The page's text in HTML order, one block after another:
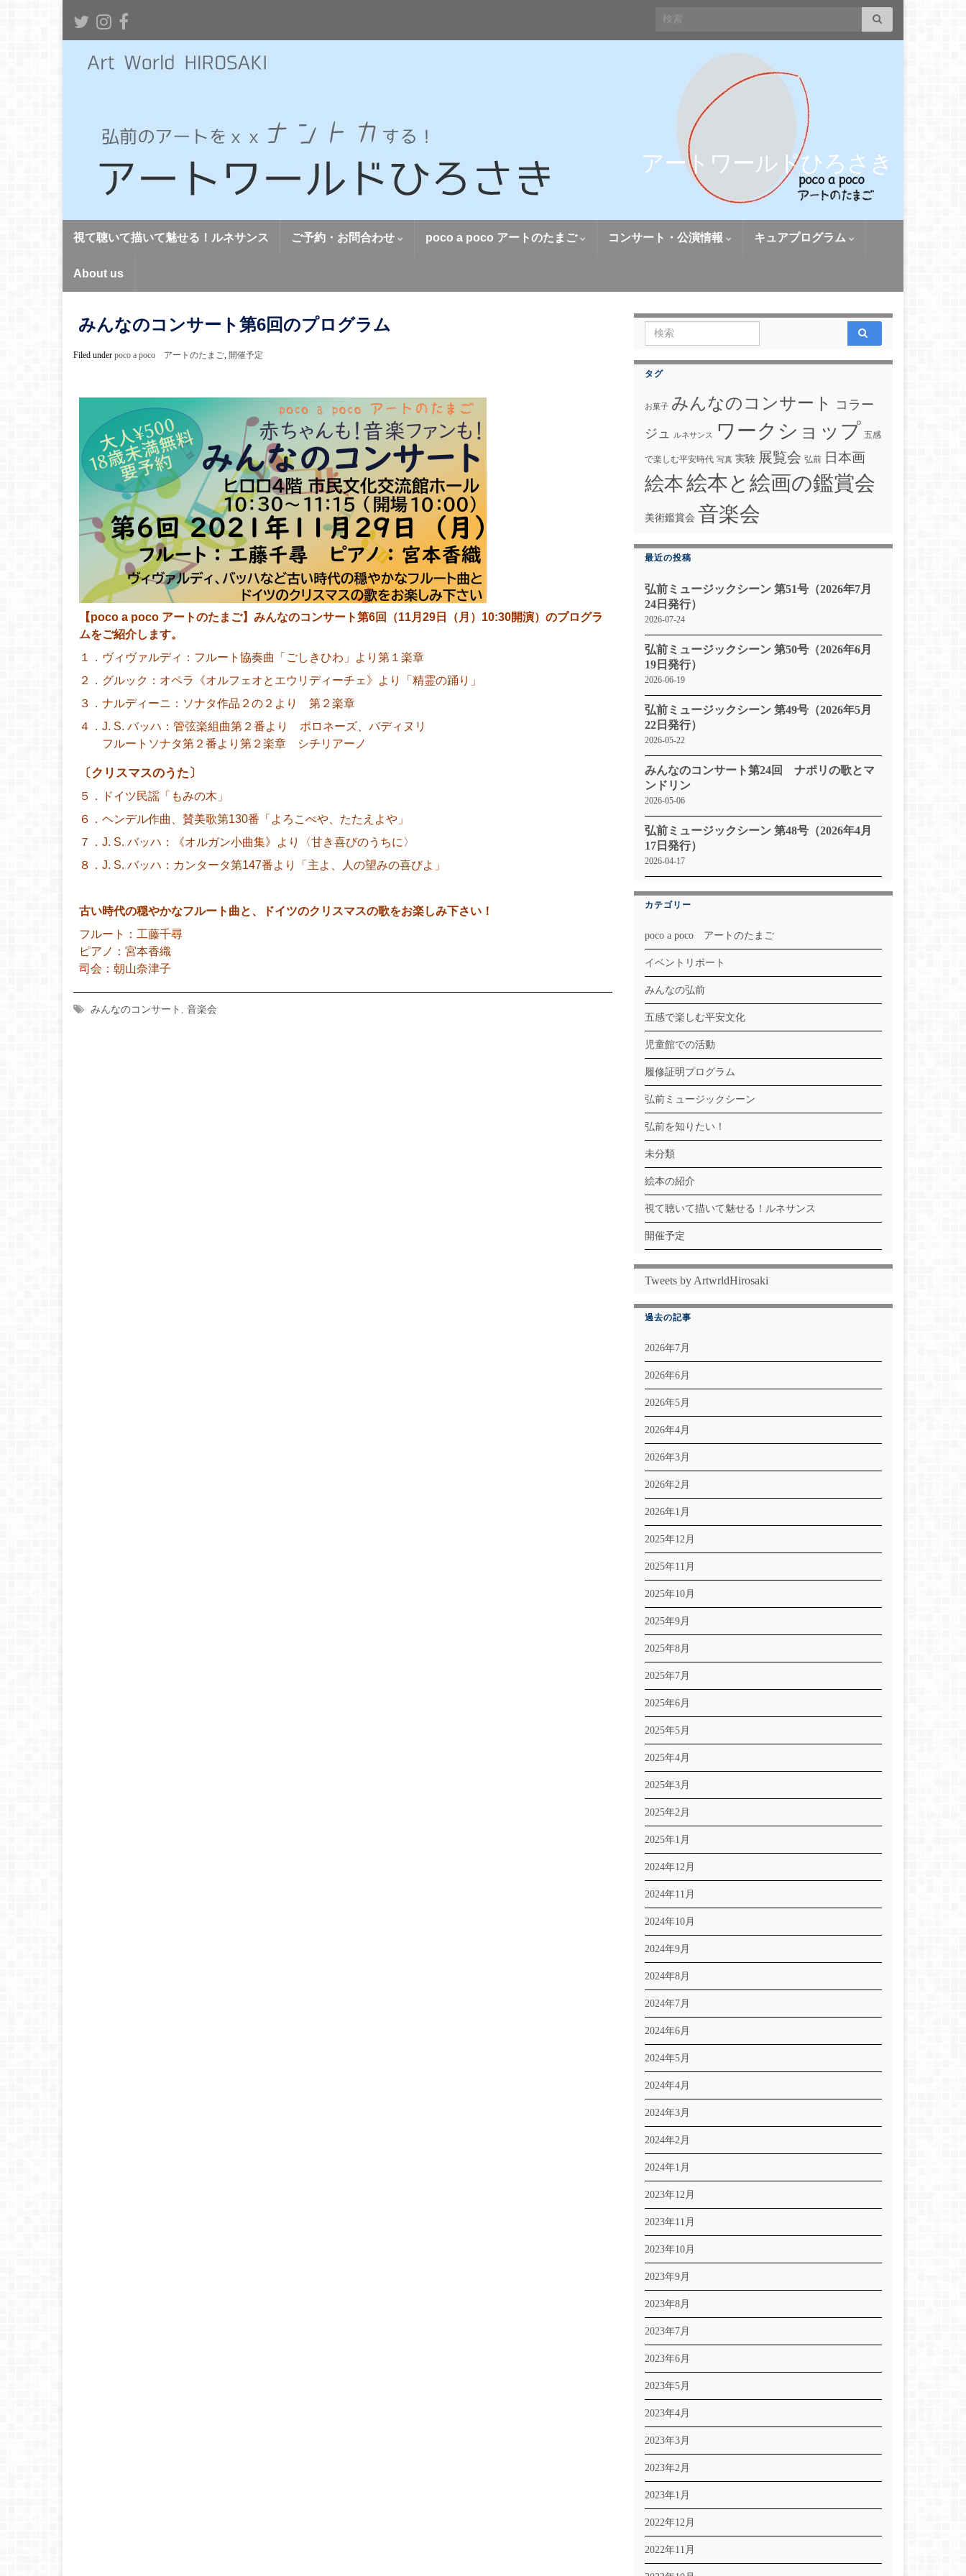
Search for:
アートワールドひろさき
視て聴いて描いて魅せる！ルネサンス ご予約・お問合わせ poco a poco アートのたまご コンサート・公演情報 キュアプログラム
About us
みんなのコンサート第6回のプログラム
Filed under poco a poco アートのたまご, 開催予定
【poco a poco アートのたまご】みんなのコンサート第6回（11月29日（月）10:30開演）のプログラ
ムをご紹介します。
１．ヴィヴァルディ：フルート協奏曲「ごしきひわ」より第１楽章
２．グルック：オペラ《オルフェオとエウリディーチェ》より「精霊の踊り」
３．ナルディーニ：ソナタ作品２の２より 第２楽章
４．J. S. バッハ：管弦楽組曲第２番より ポロネーズ、バディヌリ
フルートソナタ第２番より第２楽章 シチリアーノ
〔クリスマスのうた〕
５．ドイツ民謡「もみの木」
６．ヘンデル作曲、賛美歌第130番「よろこべや、たたえよや」
７．J. S. バッハ：《オルガン小曲集》より〈甘き喜びのうちに〉
８．J. S. バッハ：カンタータ第147番より「主よ、人の望みの喜びよ」
古い時代の穏やかなフルート曲と、ドイツのクリスマスの歌をお楽しみ下さい！
フルート：工藤千尋
ピアノ：宮本香織
司会：朝山奈津子
みんなのコンサート 音楽会
Search for:
タグ
お菓子 みんなのコンサート
コラー
ジュ
ルネサンス ワークショップ 五感
で楽しむ平安時代 写真 実験 展覧会 弘前 日本画
絵本絵本と絵画の鑑賞会
美術鑑賞会 音楽会
最近の投稿
弘前ミュージックシーン 第51号（2026年7月
24日発行）
2026-07-24
弘前ミュージックシーン 第50号（2026年6月
19日発行）
2026-06-19
弘前ミュージックシーン 第49号（2026年5月
22日発行）
2026-05-22
みんなのコンサート第24回 ナポリの歌とマ
ンドリン
2026-05-06
弘前ミュージックシーン 第48号（2026年4月
17日発行）
2026-04-17
カテゴリー
poco a poco アートのたまご
イベントリポート
みんなの弘前
五感で楽しむ平安文化
児童館での活動
履修証明プログラム
弘前ミュージックシーン
弘前を知りたい！
未分類
絵本の紹介
視て聴いて描いて魅せる！ルネサンス
開催予定
Tweets by ArtwrldHirosaki
過去の記事
2026年7月
2026年6月
2026年5月
2026年4月
2026年3月
2026年2月
2026年1月
2025年12月
2025年11月
2025年10月
2025年9月
2025年8月
2025年7月
2025年6月
2025年5月
2025年4月
2025年3月
2025年2月
2025年1月
2024年12月
2024年11月
2024年10月
2024年9月
2024年8月
2024年7月
2024年6月
2024年5月
2024年4月
2024年3月
2024年2月
2024年1月
2023年12月
2023年11月
2023年10月
2023年9月
2023年8月
2023年7月
2023年6月
2023年5月
2023年4月
2023年3月
2023年2月
2023年1月
2022年12月
2022年11月